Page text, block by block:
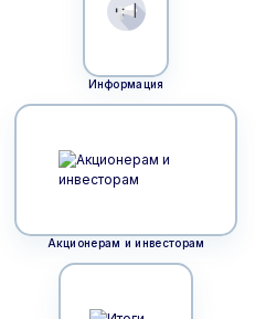
Информация
Акционерам и инвесторам